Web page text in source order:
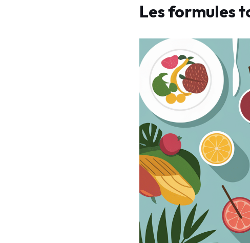
Les formules